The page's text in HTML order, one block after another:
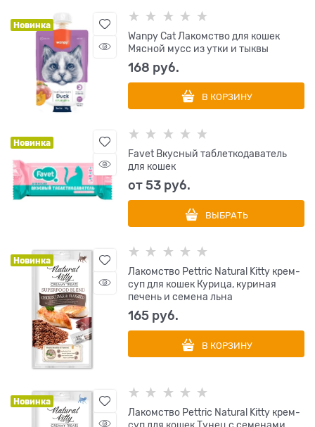
Новинка
Wanpy Cat Лакомство для кошек
Мясной мусс из утки и тыквы
168 руб.
В КОРЗИНУ
Новинка
Favet Вкусный таблеткодаватель
для кошек
от53 руб.
ВЫБРАТЬ
Новинка
Лакомство Pettric Natural Kitty крем-
суп для кошек Курица, куриная
печень и семена льна
165 руб.
В КОРЗИНУ
Новинка
Лакомство Pettric Natural Kitty крем-